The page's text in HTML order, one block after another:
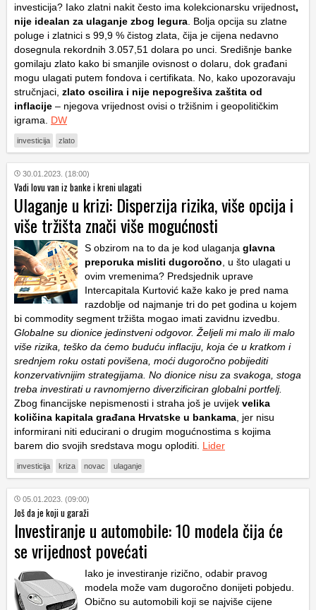
investicija? Iako zlatni nakit često ima kolekcionarsku vrijednost,
nije idealan za ulaganje zbog legura . Bolja opcija su zlatne
poluge i zlatnici s 99,9 % čistog zlata, čija je cijena nedavno
dosegnula rekordnih 3.057,51 dolara po unci. Središnje banke
gomilaju zlato kako bi smanjile ovisnost o dolaru, dok građani
mogu ulagati putem fondova i certifikata. No, kako upozoravaju
stručnjaci, zlato oscilira i nije nepogrešiva zaštita od
inflacije – njegova vrijednost ovisi o tržišnim i geopolitičkim
igrama. DW
investicija zlato
30.01.2023. (18:00)
Vadi lovu van iz banke i kreni ulagati
Ulaganje u krizi: Disperzija rizika, više opcija i
više tržišta znači više mogućnosti
S obzirom na to da je kod ulaganja glavna
preporuka misliti dugoročno , u što ulagati u
ovim vremenima? Predsjednik uprave
Intercapitala Kurtović kaže kako je pred nama
razdoblje od najmanje tri do pet godina u kojem
bi commodity segment tržišta mogao imati zavidnu izvedbu.
Globalne su dionice jedinstveni odgovor. Željeli mi malo ili malo
više rizika, teško da ćemo buduću inflaciju, koja će u kratkom i
srednjem roku ostati povišena, moći dugoročno pobijediti
konzervativnijim strategijama. No dionice nisu za svakoga, stoga
treba investirati u ravnomjerno diverzificiran globalni portfelj.
Zbog financijske nepismenosti i straha još je uvijek velika
količina kapitala građana Hrvatske u bankama , jer nisu
informirani niti educirani o drugim mogućnostima s kojima
barem dio svojih sredstava mogu oploditi. Lider
investicija kriza novac ulaganje
05.01.2023. (09:00)
Još da je koji u garaži
Investiranje u automobile: 10 modela čija će
se vrijednost povećati
Iako je investiranje rizično, odabir pravog
modela može vam dugoročno donijeti pobjedu.
Obično su automobili koji se najviše cijene